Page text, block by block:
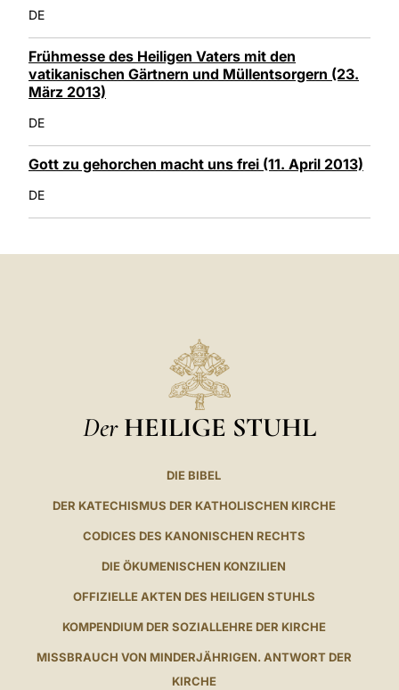
DE
Frühmesse des Heiligen Vaters mit den
vatikanischen Gärtnern und Müllentsorgern (23.
März 2013)
DE
Gott zu gehorchen macht uns frei (11. April 2013)
DE
Der HEILIGE STUHL
DIE BIBEL
DER KATECHISMUS DER KATHOLISCHEN KIRCHE
CODICES DES KANONISCHEN RECHTS
DIE ÖKUMENISCHEN KONZILIEN
OFFIZIELLE AKTEN DES HEILIGEN STUHLS
KOMPENDIUM DER SOZIALLEHRE DER KIRCHE
MISSBRAUCH VON MINDERJÄHRIGEN. ANTWORT DER
KIRCHE